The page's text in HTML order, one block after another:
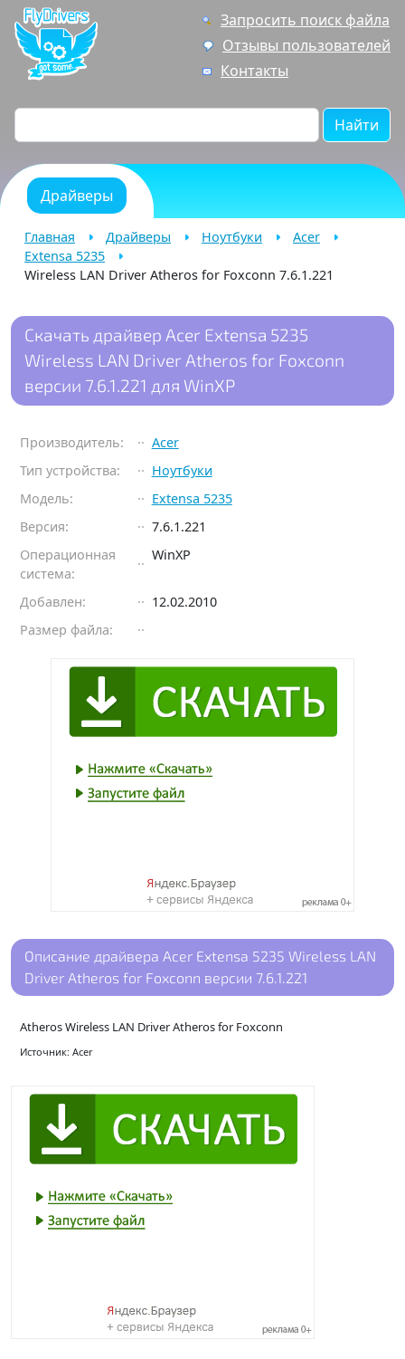
Запросить поиск файла
Отзывы пользователей
Контакты
Найти
Драйверы
Главная Драйверы Ноутбуки
Acer
Extensa 5235
Wireless LAN Driver Atheros for Foxconn 7.6.1.221
Скачать драйвер Acer Extensa 5235
Wireless LAN Driver Atheros for Foxconn
версии 7.6.1.221 для WinXP
Производитель:
Acer
Тип устройства:
Ноутбуки
Модель:
Extensa 5235
Версия:
7.6.1.221
Операционная
система:
WinXP
Добавлен:
12.02.2010
Размер файла:
Описание драйвера Acer Extensa 5235 Wireless LAN
Driver Atheros for Foxconn версии 7.6.1.221
Atheros Wireless LAN Driver Atheros for Foxconn
Источник: Acer